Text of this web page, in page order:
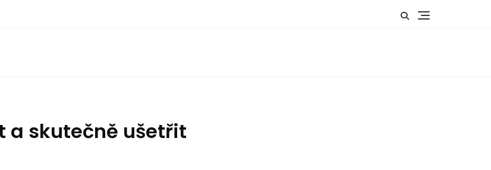
a skutečně ušetřit